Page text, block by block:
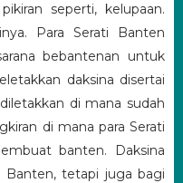
seperti, kelupaan.
Para Serati Banten
bebantenan untuk
daksina disertai
di mana sudah
di mana para Serati
banten. Daksina
Banten, tetapi juga bagi